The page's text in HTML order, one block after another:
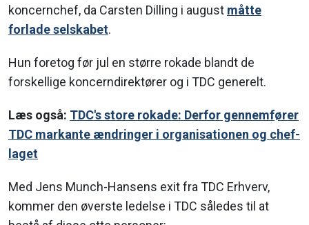
koncernchef, da Carsten Dilling i august måtte
forlade selskabet.
Hun foretog før jul en større rokade blandt de
forskellige koncerndirektører og i TDC generelt.
Læs også: TDC's store rokade: Derfor gennemfører
TDC markante ændringer i organisationen og chef-
laget
Med Jens Munch-Hansens exit fra TDC Erhverv,
kommer den øverste ledelse i TDC således til at